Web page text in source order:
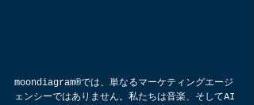
moondiagram®では、単なるマーケティングエージ
ェンシーではありません。私たちは音楽、そしてAI